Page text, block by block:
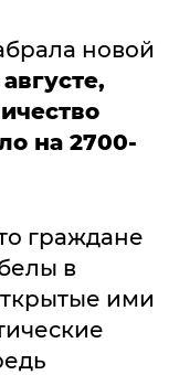
новой
на 2700-
граждане
в
ими